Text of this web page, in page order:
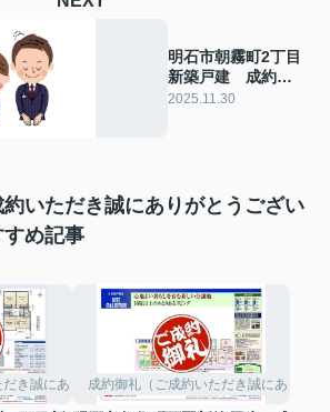
明石市朝霧町2丁目
新築戸建 成約致
しました！ 2025
2025.11.30
いただき誠にありがとうござい
すめ記事
き誠にありがとうございました。）
成約御礼（ご成約いただき誠にありが